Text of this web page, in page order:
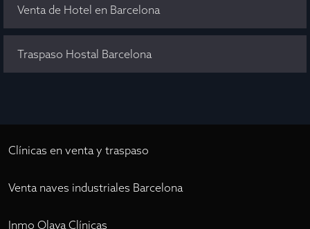
Venta de Hotel en Barcelona
Traspaso Hostal Barcelona
Clínicas en venta y traspaso
Venta naves industriales Barcelona
Inmo Olaya Clínicas